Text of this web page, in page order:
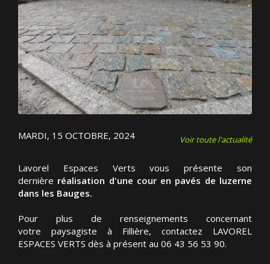
MARDI, 15 OCTOBRE, 2024 Voir toute l'actualité
Lavorel Espaces Verts vous présente son
dernière réalisation d'une cour en pavés de luzerne
dans les Bauges.
Pour plus de renseignements concernant
votre paysagiste à Fillière, contactez LAVOREL
ESPACES VERTS dès à présent au 06 43 56 53 90.